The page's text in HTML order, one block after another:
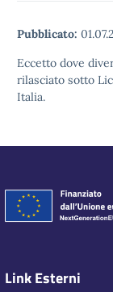
Pubblicato:
Eccetto dove
rilasciato sotto
Italia.
Link Esterni